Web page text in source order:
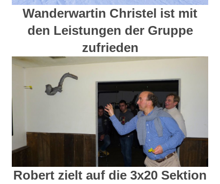
Wanderwartin Christel ist mit
den Leistungen der Gruppe
zufrieden
Robert zielt auf die 3x20 Sektion